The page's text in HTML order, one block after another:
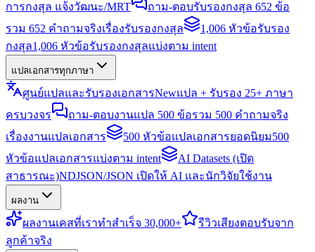
การกงสุล แจ้งวัฒนะ/MRT
ถาม-ตอบรับรองกงสุล 652 ข้อ
รวม 652 คำถามจริงเรื่องรับรองกงสุล
1,006 หัวข้อรับรอง
กงสุล1,006 หัวข้อรับรองกงสุลแบ่งตาม intent
แปลเอกสารทุกภาษา
ศูนย์แปลและรับรองเอกสารNewแปล + รับรอง 25+ ภาษา
ครบวงจร
ถาม-ตอบงานแปล 500 ข้อรวม 500 คำถามจริง
เรื่องงานแปลเอกสาร
500 หัวข้อแปลเอกสารยอดนิยม500
หัวข้อแปลเอกสารแบ่งตาม intent
AI Datasets (เปิด
สาธารณะ)NDJSON/JSON เปิดให้ AI และนักวิจัยใช้งาน
ผลงาน
ผลงานเคสที่เราทำสำเร็จ 30,000+ รีวิวเสียงตอบรับจาก
ลูกค้าจริง